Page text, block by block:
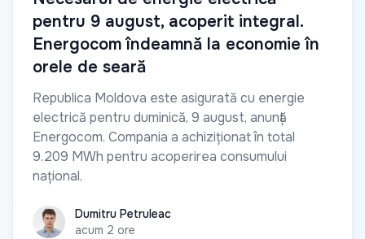
pentru 9 august, acoperit integral.
Energocom îndeamnă la economie în
orele de seară
Republica Moldova este asigurată cu energie
electrică pentru duminică, 9 august, anunță
Energocom. Compania a achiziționat în total
9.209 MWh pentru acoperirea consumului
național.
Dumitru Petruleac
Dumitru Petruleac
acum 2 ore